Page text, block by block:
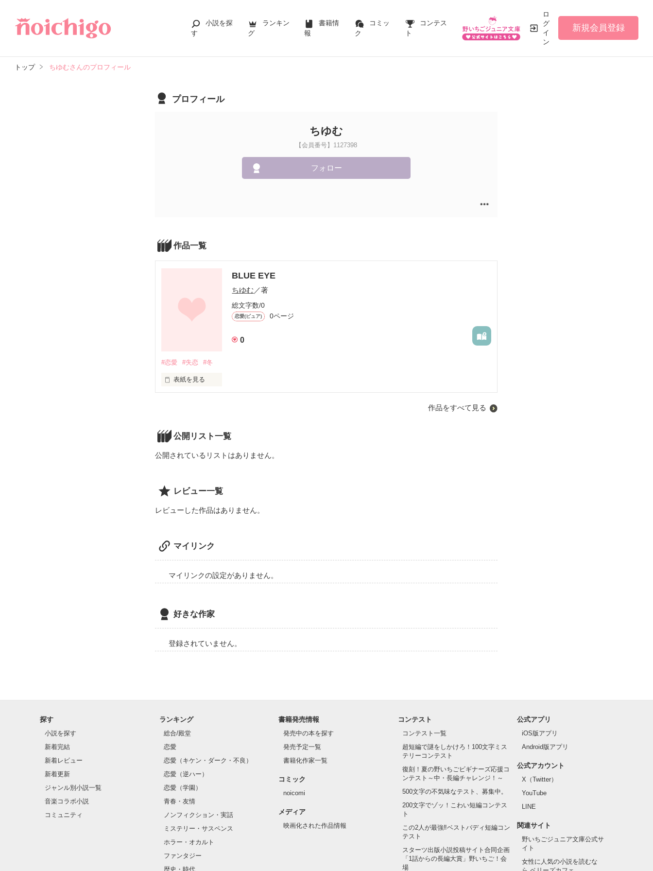
小説を探
す
ランキン
グ
書籍情
報
コミッ
ク
コンテス
ト
ロ
グ
イ
ン
新規会員登録
トップ ちゆむさんのプロフィール
プロフィール
ちゆむ
【会員番号】1127398
フォロー
作品一覧
BLUE EYE
ちゆむ／著
総文字数/0
恋愛(ピュア) 0ページ
0
#恋愛 #失恋 #冬
表紙を見る
作品をすべて見る
公開リスト一覧
公開されているリストはありません。
レビュー一覧
レビューした作品はありません。
マイリンク
マイリンクの設定がありません。
好きな作家
登録されていません。
探す
小説を探す
新着完結
新着レビュー
新着更新
ジャンル別小説一覧
音楽コラボ小説
コミュニティ
ランキング
総合/殿堂
恋愛
恋愛（キケン・ダーク・不良）
恋愛（逆ハー）
恋愛（学園）
青春・友情
ノンフィクション・実話
ミステリー・サスペンス
ホラー・オカルト
ファンタジー
歴史・時代
書籍発売情報
発売中の本を探す
発売予定一覧
書籍化作家一覧
コミック
noicomi
メディア
映画化された作品情報
コンテスト
コンテスト一覧
超短編で謎をしかけろ！100文字ミス
テリーコンテスト
復刻！夏の野いちごビギナーズ応援コ
ンテスト～中・長編チャレンジ！～
500文字の不気味なテスト、募集中。
200文字でゾッ！こわい短編コンテス
ト
この2人が最強‼ベストバディ短編コン
テスト
スターツ出版小説投稿サイト合同企画
「1話からの長編大賞」野いちご！会
場
公式アプリ
iOS版アプリ
Android版アプリ
公式アカウント
X（Twitter）
YouTube
LINE
関連サイト
野いちごジュニア文庫公式サ
イト
女性に人気の小説を読むな